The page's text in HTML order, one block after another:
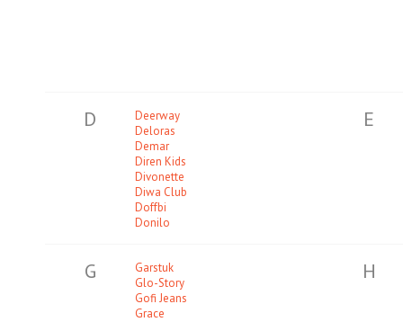
D
Deerway
Deloras
Demar
Diren Kids
Divonette
Diwa Club
Doffbi
Donilo
E
G
Garstuk
Glo-Story
Gofi Jeans
Grace
H